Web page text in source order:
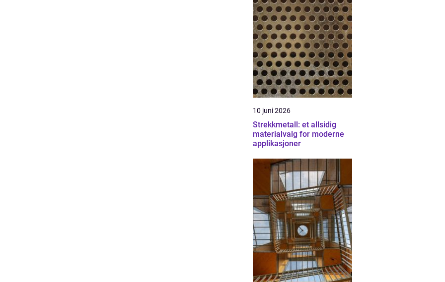
10 juni 2026
Strekkmetall: et allsidig
materialvalg for moderne
applikasjoner